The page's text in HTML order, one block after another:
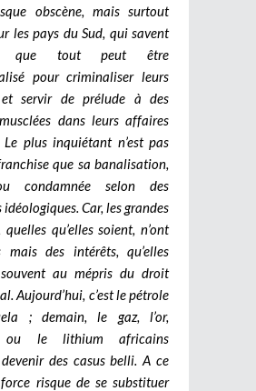
obscène, mais surtout
les pays du Sud, qui savent
que tout peut être
pour criminaliser leurs
servir de prélude à des
dans leurs affaires
Le plus inquiétant n’est pas
que sa banalisation,
condamnée selon des
idéologiques. Car, les grandes
quelles qu’elles soient, n’ont
mais des intérêts, qu’elles
au mépris du droit
Aujourd’hui, c’est le pétrole
; demain, le gaz, l’or,
ou le lithium africains
des casus belli. A ce
risque de se substituer